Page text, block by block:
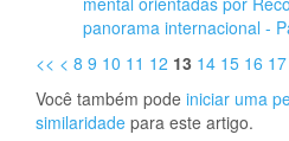
panorama internacional -
<< < 8 9 10 11 12 13 14 15 16 17
Você também pode iniciar uma
similaridade para este artigo.